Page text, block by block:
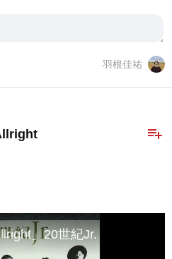
羽根佳祐
playlist_add
」20世紀Jr.